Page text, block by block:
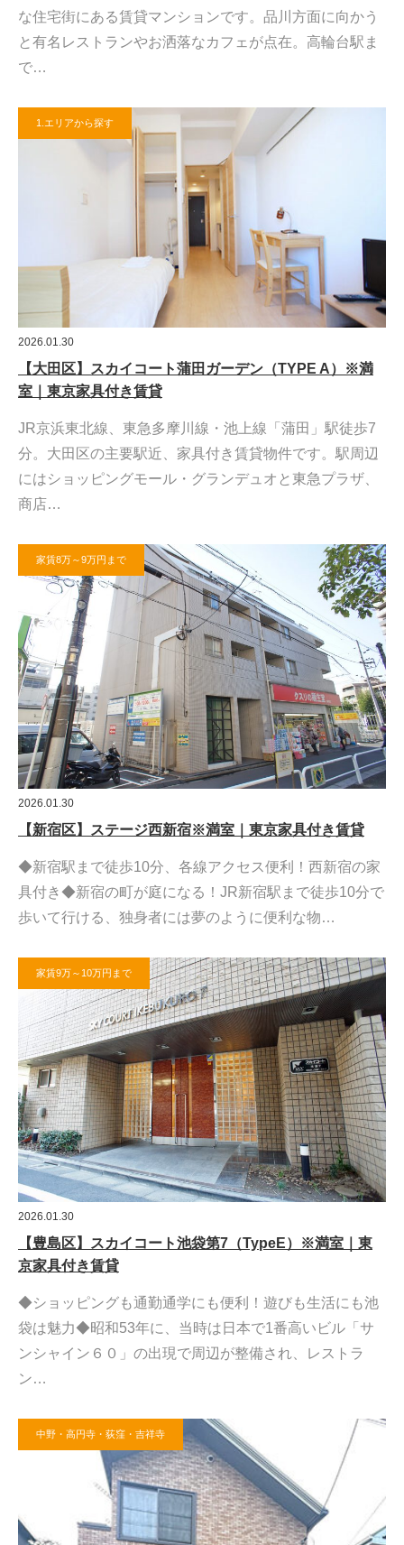
な住宅街にある賃貸マンションです。品川方面に向かう
と有名レストランやお洒落なカフェが点在。高輪台駅ま
で…
1.エリアから探す
2026.01.30
【大田区】スカイコート蒲田ガーデン（TYPE A）※満
室｜東京家具付き賃貸
JR京浜東北線、東急多摩川線・池上線「蒲田」駅徒歩7
分。大田区の主要駅近、家具付き賃貸物件です。駅周辺
にはショッピングモール・グランデュオと東急プラザ、
商店…
家賃8万～9万円まで
2026.01.30
【新宿区】ステージ西新宿※満室｜東京家具付き賃貸
◆新宿駅まで徒歩10分、各線アクセス便利！西新宿の家
具付き◆新宿の町が庭になる！JR新宿駅まで徒歩10分で
歩いて行ける、独身者には夢のように便利な物…
家賃9万～10万円まで
2026.01.30
【豊島区】スカイコート池袋第7（TypeE）※満室｜東
京家具付き賃貸
◆ショッピングも通勤通学にも便利！遊びも生活にも池
袋は魅力◆昭和53年に、当時は日本で1番高いビル「サ
ンシャイン６０」の出現で周辺が整備され、レストラ
ン…
中野・高円寺・荻窪・吉祥寺